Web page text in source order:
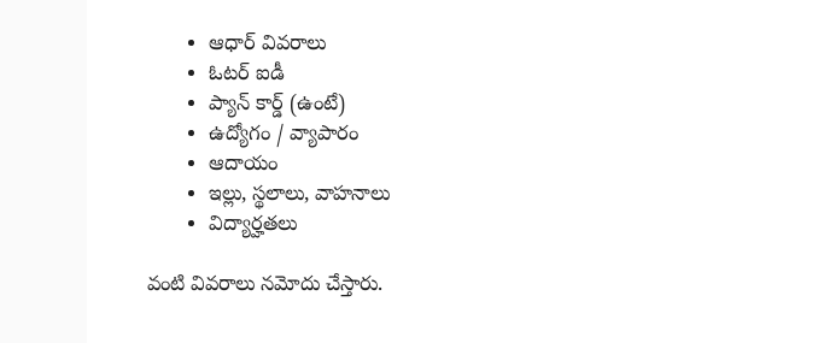
ఆధార్ వివరాలు
ఓటర్ ఐడీ
ప్యాన్ కార్డ్ (ఉంటే)
ఉద్యోగం / వ్యాపారం
ఆదాయం
ఇల్లు, స్థలాలు, వాహనాలు
విద్యార్హతలు
వంటి వివరాలు నమోదు చేస్తారు.